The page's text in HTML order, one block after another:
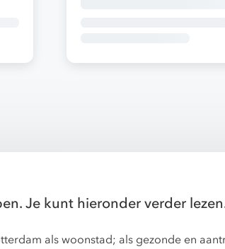
Je kunt hieronder verder
als woonstad; als gezonde en